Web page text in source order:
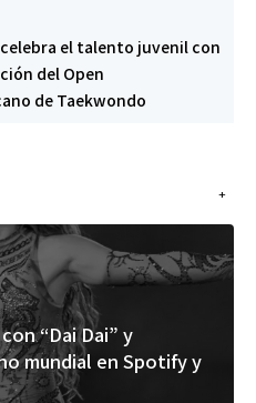
el talento juvenil con
del Open
de Taekwondo
+
“Dai Dai” y
mundial en Spotify y